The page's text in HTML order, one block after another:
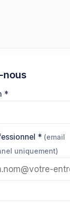
nous
*
* (email
uniquement)